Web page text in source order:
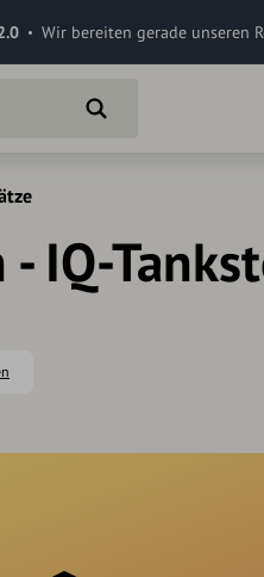
Wir bereiten gerade unseren
- IQ-